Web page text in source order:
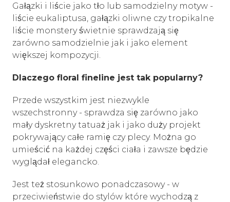
Gałązki i liście jako tło lub samodzielny motyw -
liście eukaliptusa, gałązki oliwne czy tropikalne
liście monstery świetnie sprawdzają się
zarówno samodzielnie jak i jako element
większej kompozycji.
Dlaczego floral fineline jest tak popularny?
Przede wszystkim jest niezwykle
wszechstronny - sprawdza się zarówno jako
mały dyskretny tatuaż jak i jako duży projekt
pokrywający całe ramię czy plecy. Można go
umieścić na każdej części ciała i zawsze będzie
wyglądał elegancko.
Jest też stosunkowo ponadczasowy - w
przeciwieństwie do stylów które wychodzą z